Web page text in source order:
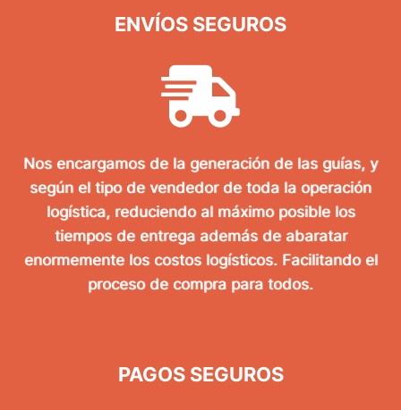
ENVÍOS SEGUROS
Nos encargamos de la generación de las guías, y
según el tipo de vendedor de toda la operación
logística, reduciendo al máximo posible los
tiempos de entrega además de abaratar
enormemente los costos logísticos. Facilitando el
proceso de compra para todos.
PAGOS SEGUROS